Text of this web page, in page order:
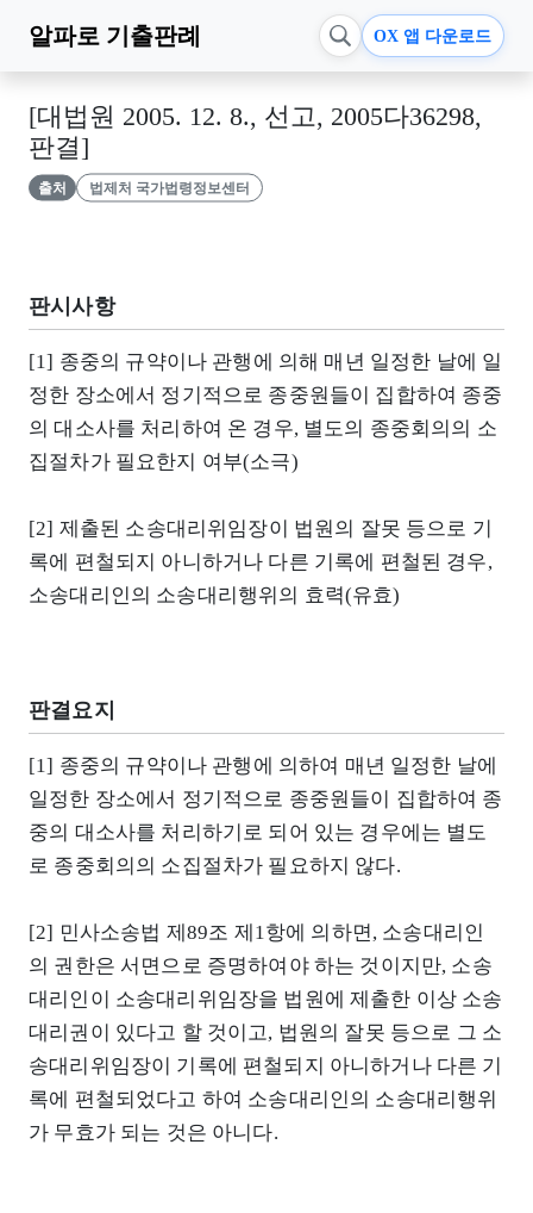
알파로 기출판례 OX 앱 다운로드
[대법원 2005. 12. 8., 선고, 2005다36298,
판결]
출처 법제처 국가법령정보센터
판시사항
[1] 종중의 규약이나 관행에 의해 매년 일정한 날에 일
정한 장소에서 정기적으로 종중원들이 집합하여 종중
의 대소사를 처리하여 온 경우, 별도의 종중회의의 소
집절차가 필요한지 여부(소극)
[2] 제출된 소송대리위임장이 법원의 잘못 등으로 기
록에 편철되지 아니하거나 다른 기록에 편철된 경우,
소송대리인의 소송대리행위의 효력(유효)
판결요지
[1] 종중의 규약이나 관행에 의하여 매년 일정한 날에
일정한 장소에서 정기적으로 종중원들이 집합하여 종
중의 대소사를 처리하기로 되어 있는 경우에는 별도
로 종중회의의 소집절차가 필요하지 않다.
[2] 민사소송법 제89조 제1항에 의하면, 소송대리인
의 권한은 서면으로 증명하여야 하는 것이지만, 소송
대리인이 소송대리위임장을 법원에 제출한 이상 소송
대리권이 있다고 할 것이고, 법원의 잘못 등으로 그 소
송대리위임장이 기록에 편철되지 아니하거나 다른 기
록에 편철되었다고 하여 소송대리인의 소송대리행위
가 무효가 되는 것은 아니다.